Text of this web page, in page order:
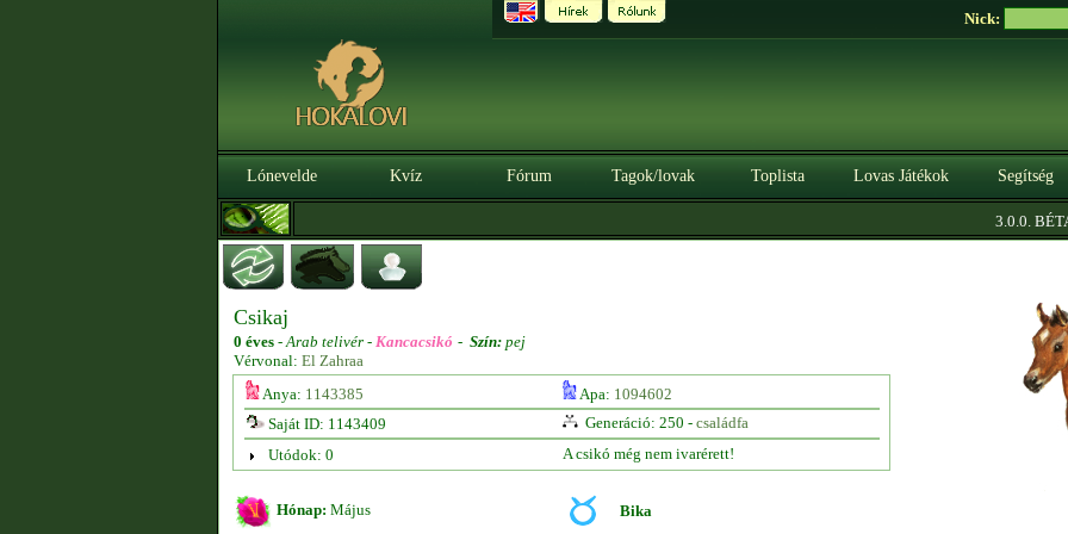
Nick:
Lónevelde Kvíz Fórum Tagok/lovak Toplista Lovas Játékok Segítség
3.0.0. BÉTA|
Csikaj
0 éves -Arab telivér - Kancacsikó - Szín: pej
Vérvonal: El Zahraa
Anya: 1143385 Apa: 1094602
Saját ID: 1143409
Generáció: 250 - családfa
Utódok: 0
A csikó még nem ivarérett!
Hónap: Május Bika